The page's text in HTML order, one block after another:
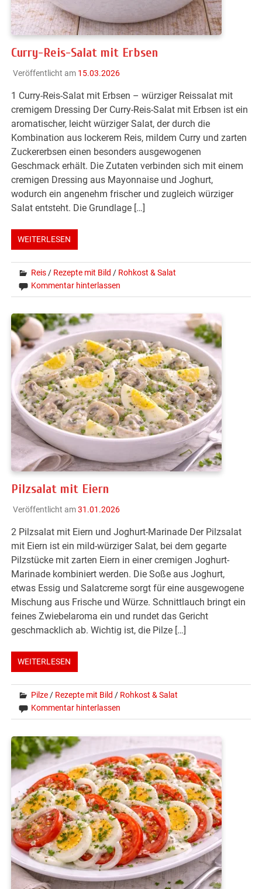
Curry-Reis-Salat mit Erbsen
Veröffentlicht am 15.03.2026
1 Curry-Reis-Salat mit Erbsen – würziger Reissalat mit
cremigem Dressing Der Curry-Reis-Salat mit Erbsen ist ein
aromatischer, leicht würziger Salat, der durch die
Kombination aus lockerem Reis, mildem Curry und zarten
Zuckererbsen einen besonders ausgewogenen
Geschmack erhält. Die Zutaten verbinden sich mit einem
cremigen Dressing aus Mayonnaise und Joghurt,
wodurch ein angenehm frischer und zugleich würziger
Salat entsteht. Die Grundlage […]
WEITERLESEN
Reis / Rezepte mit Bild / Rohkost & Salat
Kommentar hinterlassen
Pilzsalat mit Eiern
Veröffentlicht am31.01.2026
2 Pilzsalat mit Eiern und Joghurt-Marinade Der Pilzsalat
mit Eiern ist ein mild-würziger Salat, bei dem gegarte
Pilzstücke mit zarten Eiern in einer cremigen Joghurt-
Marinade kombiniert werden. Die Soße aus Joghurt,
etwas Essig und Salatcreme sorgt für eine ausgewogene
Mischung aus Frische und Würze. Schnittlauch bringt ein
feines Zwiebelaroma ein und rundet das Gericht
geschmacklich ab. Wichtig ist, die Pilze […]
WEITERLESEN
Pilze / Rezepte mit Bild / Rohkost & Salat
Kommentar hinterlassen